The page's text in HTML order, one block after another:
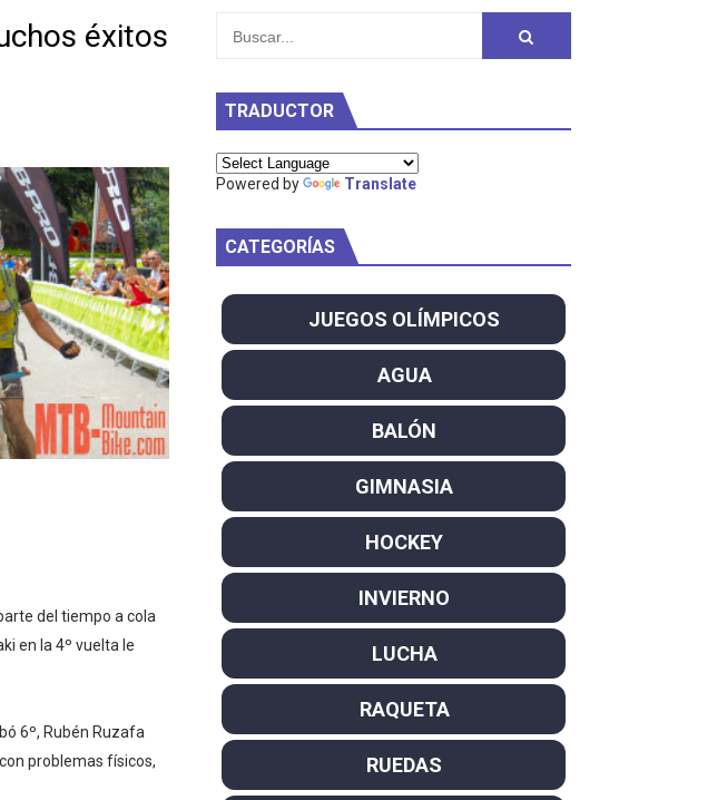
Corbin en SummerSlam
Charlie Aldridge y Sina Frei dominan el Europeo
Alemania y Gran Bretaña se reparten el botín y Caetano Horta y Rodrigo Conde
invencibles, ya son decacampeonas y quinto oro consecutivo
nuevo TNA International Champion
arrasa con 4 oros y 4 platas
título individual en WWE
bicampeonas de la AUSL
- Miquel Travé campeón del mundo. Bronces para David Llorente y Miren
selecto grupo de los pentacampeones, los más laureados
su primera victoria del año como campeón
éxitos
del tiempo a cola
en la 4º vuelta le
6º, Rubén Ruzafa
problemas físicos,
TRADUCTOR
Powered by Translate
CATEGORÍAS
JUEGOS OLÍMPICOS
AGUA
BALÓN
GIMNASIA
HOCKEY
INVIERNO
LUCHA
RAQUETA
RUEDAS